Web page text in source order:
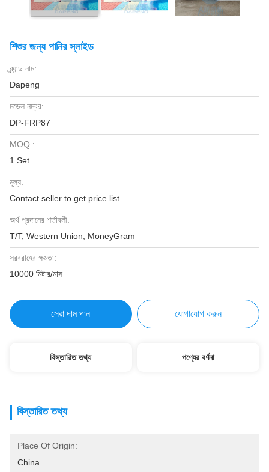
শিশুর জন্য পানির স্লাইড
ব্র্যান্ড নাম:
Dapeng
মডেল নম্বর:
DP-FRP87
MOQ.:
1 Set
মূল্য:
Contact seller to get price list
অর্থ প্রদানের শর্তাবলী:
T/T, Western Union, MoneyGram
সরবরাহের ক্ষমতা:
10000 মিটার/মাস
সেরা দাম পান যোগাযোগ করুন
বিস্তারিত তথ্য পণ্যের বর্ণনা
বিস্তারিত তথ্য
Place Of Origin:
China